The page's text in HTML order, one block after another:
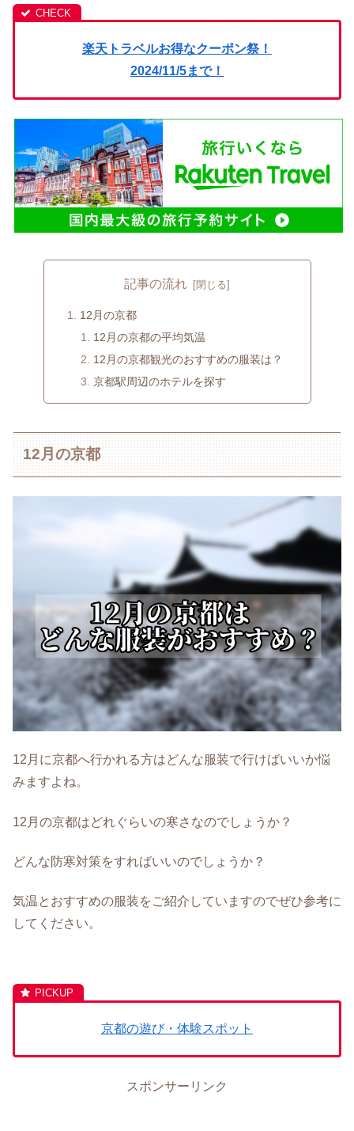
楽天トラベルお得なクーポン祭！
2024/11/5まで！
記事の流れ
12月の京都
12月の京都の平均気温
12月の京都観光のおすすめの服装は？
京都駅周辺のホテルを探す
12月の京都
12月に京都へ行かれる方はどんな服装で行けばいいか悩
みますよね。
12月の京都はどれぐらいの寒さなのでしょうか？
どんな防寒対策をすればいいのでしょうか？
気温とおすすめの服装をご紹介していますのでぜひ参考に
してください。
京都の遊び・体験スポット
スポンサーリンク